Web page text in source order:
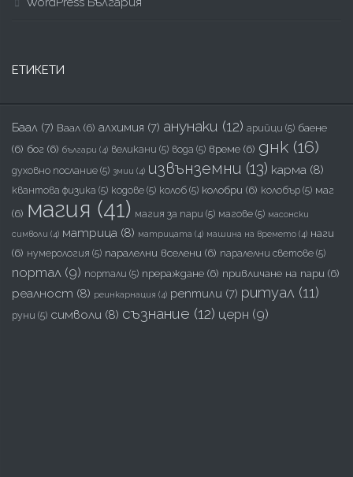
ЕТИКЕТИ
Баал (7) Ваал (6) алхимия (7) анунаки (12) арийци (5) баене
(6) бог (6) българи (4) великани (5) вода (5) време (6) днк (16)
духовно послание (5) змии (4) извънземни (13) карма (8)
квантова физика (5) кодове (5) колоб (5) колобри (6) колобър (5) маг
(6) магия (41) магия за пари (5) магове (5) масонски
символи (4) матрица (8) матрицата (4) машина на времето (4) наги
(6) нумерология (5) паралелни вселени (6) паралелни светове (5)
портал (9) портали (5) прераждане (6) привличане на пари (6)
реалност (8) реинкарнация (4) рептили (7) ритуал (11)
руни (5) символи (8) съзнание (12) церн (9)